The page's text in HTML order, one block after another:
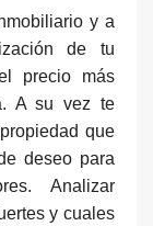
y a
de tu
precio más
A su vez te
que
deseo para
Analizar
y cuales